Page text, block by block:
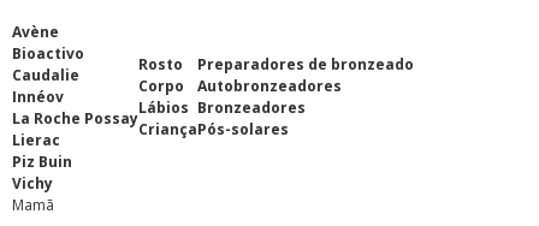
Avène
Bioactivo
Caudalie
Innéov
La Roche Possay
Lierac
Piz Buin
Vichy
Rosto
Corpo
Lábios
Criança
Preparadores de bronzeado
Autobronzeadores
Bronzeadores
Pós-solares
Mamã